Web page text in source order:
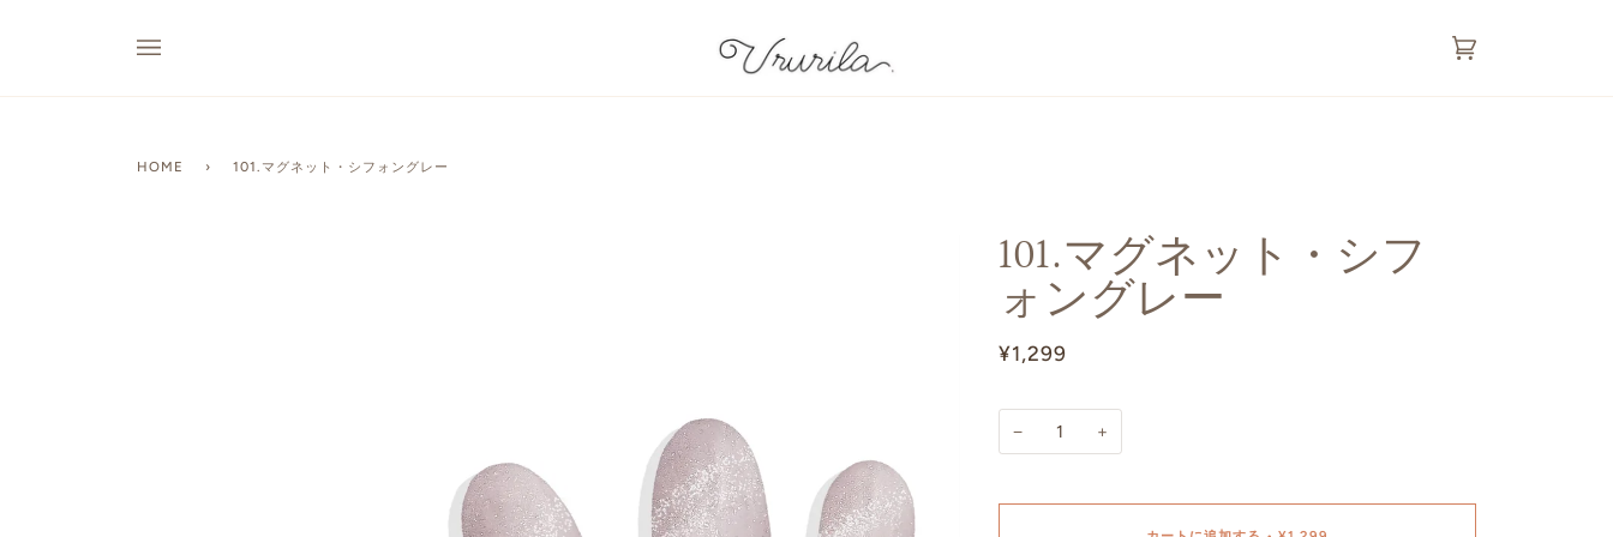
HOME › 101.マグネット・シフォングレー
101.マグネット・シフ
ォングレー
¥1,299
− +